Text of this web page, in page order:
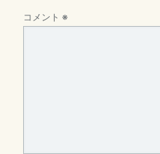
コメント ※